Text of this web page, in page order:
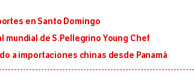
en Santo Domingo
mundial de S.Pellegrino Young Chef
a importaciones chinas desde Panamá
emergencia de gran